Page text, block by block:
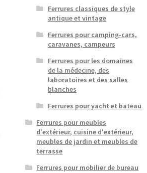
Ferrures classiques de style
antique et vintage
Ferrures pour camping-cars,
caravanes, campeurs
Ferrures pour les domaines
de la médecine, des
laboratoires et des salles
blanches
Ferrures pour yacht et bateau
Ferrures pour meubles
d'extérieur, cuisine d'extérieur,
meubles de jardin et meubles de
terrasse
Ferrures pour mobilier de bureau